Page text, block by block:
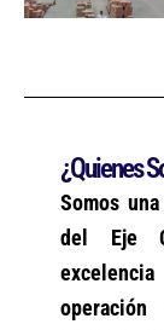
¿Quienes
Somos
del Eje